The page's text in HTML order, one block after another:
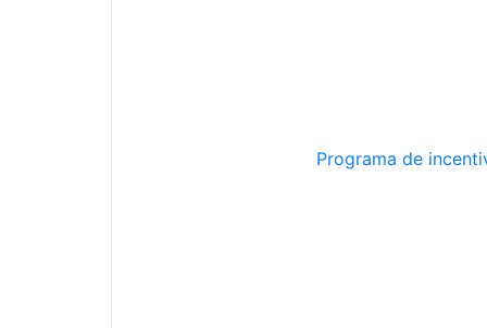
Programa de